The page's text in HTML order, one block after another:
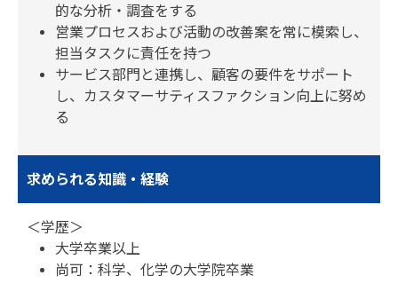
的な分析・調査をする
営業プロセスおよび活動の改善案を常に模索し、
担当タスクに責任を持つ
サービス部門と連携し、顧客の要件をサポート
し、カスタマーサティスファクション向上に努め
る
求められる知識・経験
＜学歴＞
大学卒業以上
尚可：科学、化学の大学院卒業